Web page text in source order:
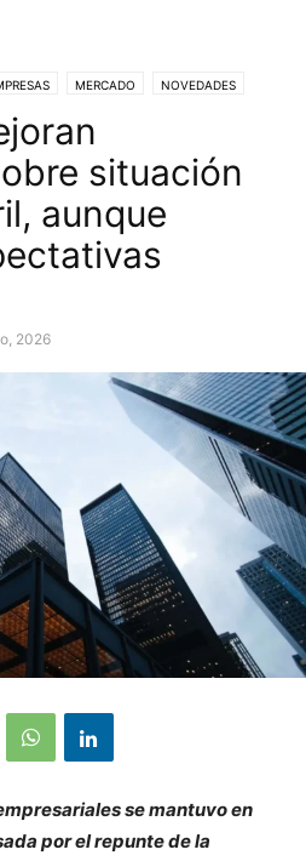
MERCADO NOVEDADES
situación
aunque
2026
se mantuvo en
por el repunte de la